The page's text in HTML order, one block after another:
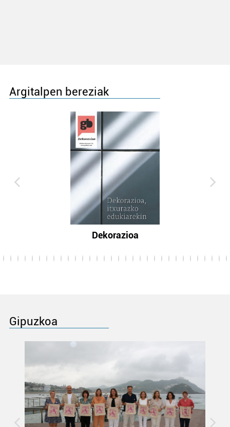
Argitalpen bereziak
Dekorazioa
Gipuzkoa